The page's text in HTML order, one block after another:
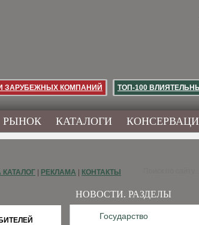
ЗАРУБЕЖНЫХ КОМПАНИЙ ТОП-100
РЫНОК КАТАЛОГИ
НОВОСТИ. РАЗДЕЛЫ
Государство
РЕКЛАМА КОНТАКТЫ